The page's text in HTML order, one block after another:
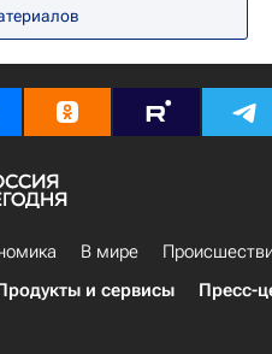
В мире
и сервисы Пресс-